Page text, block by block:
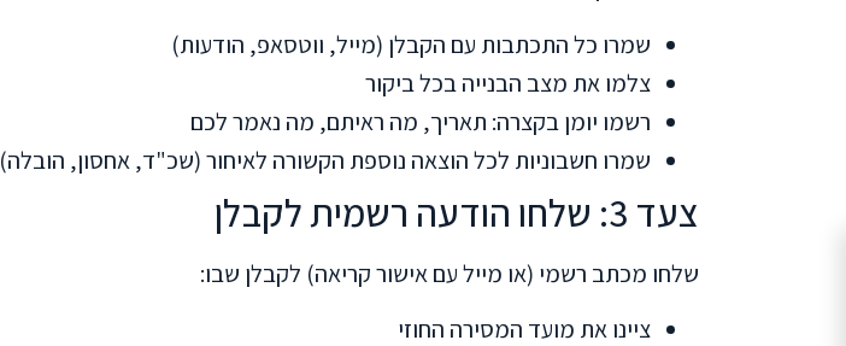
שמרו כל התכתבות עם הקבלן (מייל, ווטסאפ, הודעות)
צלמו את מצב הבנייה בכל ביקור
רשמו יומן בקצרה: תאריך, מה ראיתם, מה נאמר לכם
שמרו חשבוניות לכל הוצאה נוספת הקשורה לאיחור (שכ"ד, אחסון, הובלה)
צעד 3: שלחו הודעה רשמית לקבלן
שלחו מכתב רשמי (או מייל עם אישור קריאה) לקבלן שבו:
ציינו את מועד המסירה החוזי